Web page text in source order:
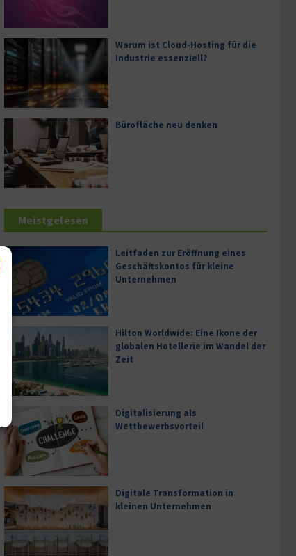
Warum ist Cloud-Hosting für die
Industrie essenziell?
Bürofläche neu denken
Meistgelesen
Leitfaden zur Eröffnung eines
Geschäftskontos für kleine
Unternehmen
Hilton Worldwide: Eine Ikone der
globalen Hotellerie im Wandel der
Zeit
Digitalisierung als
Wettbewerbsvorteil
Digitale Transformation in
kleinen Unternehmen